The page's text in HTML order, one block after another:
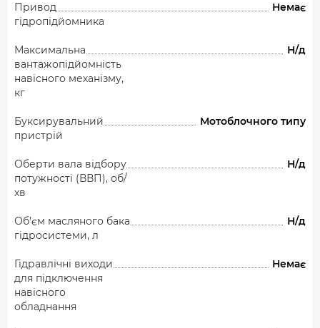
Привод
гідропідйомника
Немає
Максимальна
вантажопідйомність
навісного механізму,
кг
Н/д
Буксирувальний
пристрій
Мотоблочного типу
Оберти вала відбору
потужності (ВВП), об/
хв
Н/д
Об’єм масляного бака
гідросистеми, л
Н/д
Гідравлічні виходи
для підключення
навісного
обладнання
Немає